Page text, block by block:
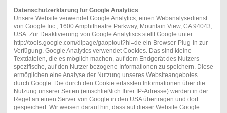
Datenschutzerklärung für Google Analytics
Unsere Website verwendet Google Analytics, einen Webanalysedienst
von Google Inc., 1600 Amphitheatre Parkway, Mountain View, CA 94043,
USA. Zur Deaktivierung von Google Analytiscs stellt Google unter
http://tools.google.com/dlpage/gaoptout?hl=de ein Browser-Plug-In zur
Verfügung. Google Analytics verwendet Cookies. Das sind kleine
Textdateien, die es möglich machen, auf dem Endgerät des Nutzers
spezifische, auf den Nutzer bezogene Informationen zu speichern. Diese
ermöglichen eine Analyse der Nutzung unseres Websiteangebotes
durch Google. Die durch den Cookie erfassten Informationen über die
Nutzung unserer Seiten (einschließlich Ihrer IP-Adresse) werden in der
Regel an einen Server von Google in den USA übertragen und dort
gespeichert. Wir weisen darauf hin, dass auf dieser Website Google